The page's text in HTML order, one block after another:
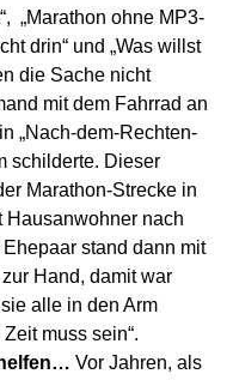
„Marathon ohne MP3-
drin“ und „Was willst
die Sache nicht
mit dem Fahrrad an
„Nach-dem-Rechten-
schilderte. Dieser
Marathon-Strecke in
Hausanwohner nach
stand dann mit
Hand, damit war
alle in den Arm
muss sein“.
Vor Jahren, als